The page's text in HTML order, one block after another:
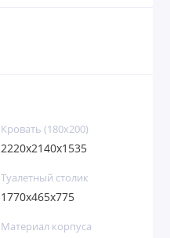
Кровать (180х200)
2220x2140x1535
Туалетный столик
1770x465x775
Материал корпуса